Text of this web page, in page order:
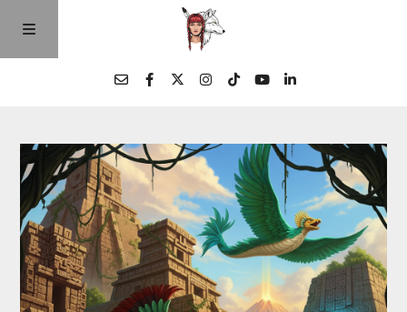
Episodios
Quienes Somos
Contacto